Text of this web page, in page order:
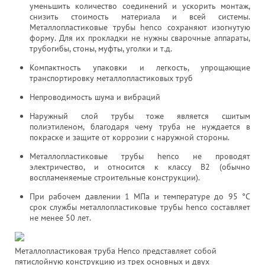
уменьшить количество соединений и ускорить монтаж,
снизить стоимость материала и всей системы.
Металлопластиковые трубы henco сохраняют изогнутую
форму. Для их прокладки не нужны сварочные аппараты,
трубогибы, стоны, муфты, уголки и т.д.
Компактность упаковки и легкость, упрощающие
транспортировку металлопластиковых труб
Непроводимость шума и вибраций
Наружный слой трубы тоже является сшитым
полиэтиленом, благодаря чему труба не нуждается в
покраске и защите от коррозии с наружной стороны.
Металлопластиковые трубы henco не проводят
электричество, и относится к классу В2 (обычно
воспламеняемые строительные конструкции).
При рабочем давлении 1 МПа и температуре до 95 °С
срок службы металлопластиковые трубы henco составляет
не менее 50 лет.
Металлопластиковая труба Henco представляет собой
пятислойную конструкцию из трех основных и двух